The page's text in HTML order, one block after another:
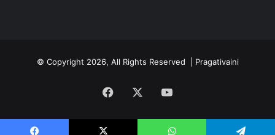
© Copyright 2026, All Rights Reserved | Pragativaini
Facebook